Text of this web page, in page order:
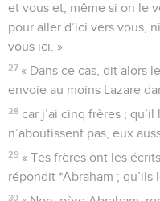
et vous et, même si on le
pour aller d’ici vers vous,
vous ici. »
27 « Dans ce cas, dit alors
envoie au moins Lazare
28 car j’ai cinq frères ;
n’aboutissent pas, eux
29 « Tes frères ont les
répondit *Abraham ; qu’ils
30